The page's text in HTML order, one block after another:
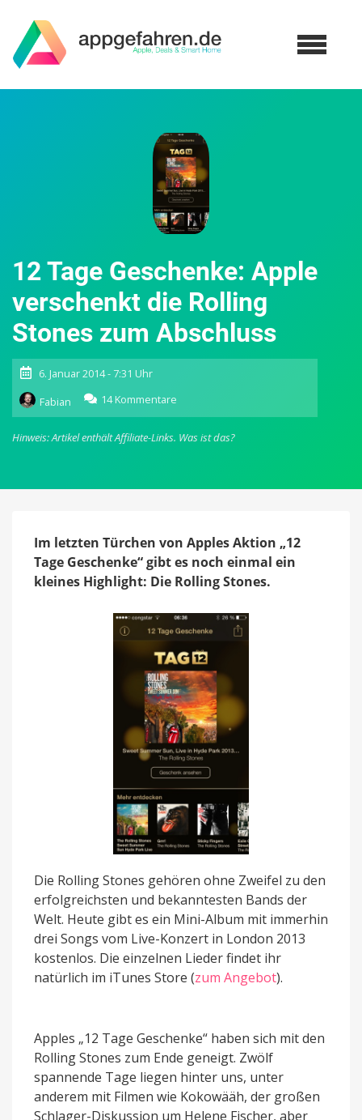
12 Tage Geschenke: Apple
verschenkt die Rolling
Stones zum Abschluss
6. Januar 2014 - 7:31 Uhr
Fabian
14 Kommentare
12
Geschenke:
die
zum
Abschluss
Hinweis: Artikel enthält Affiliate-Links. Was ist das?
Im letzten Türchen von Apples Aktion „12
Tage Geschenke“ gibt es noch einmal ein
kleines Highlight: Die Rolling Stones.
Die Rolling Stones gehören ohne Zweifel zu den
erfolgreichsten und bekanntesten Bands der
Welt. Heute gibt es ein Mini-Album mit immerhin
drei Songs vom Live-Konzert in London 2013
kostenlos. Die einzelnen Lieder findet ihr
natürlich im iTunes Store (zum Angebot).
Apples „12 Tage Geschenke“ haben sich mit den
Rolling Stones zum Ende geneigt. Zwölf
spannende Tage liegen hinter uns, unter
anderem mit Filmen wie Kokowääh, der großen
Schlager-Diskussion um Helene Fischer, aber